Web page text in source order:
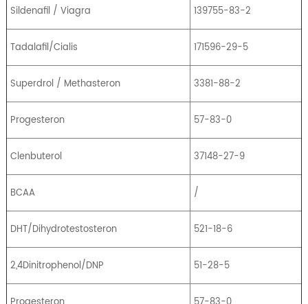
Sildenafil / Viagra 139755-83-2
Tadalafil/Cialis 171596-29-5
Superdrol / Methasteron 3381-88-2
Progesteron 57-83-0
Clenbuterol 37148-27-9
BCAA /
DHT/Dihydrotestosteron 521-18-6
2,4Dinitrophenol/DNP 51-28-5